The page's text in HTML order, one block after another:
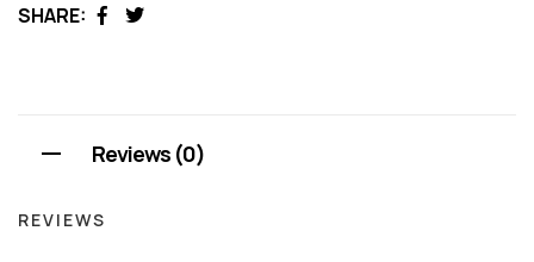
SHARE:
Facebook
Twitter
Reviews (0)
REVIEWS